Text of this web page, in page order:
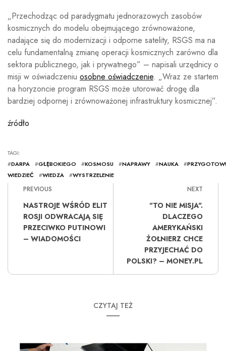
„Przechodząc od paradygmatu jednorazowych zasobów
kosmicznych do modelu obejmującego zrównoważone,
nadające się do modernizacji i odporne satelity, RSGS ma na
celu fundamentalną zmianę operacji kosmicznych zarówno dla
sektora publicznego, jak i prywatnego” – napisali urzędnicy o
misji w oświadczeniu osobne oświadczenie. „Wraz ze startem
na horyzoncie program RSGS może utorować drogę dla
bardziej odpornej i zrównoważonej infrastruktury kosmicznej”.
źródło
TAGI:
#DARPA #GŁĘBOKIEGO #KOSMOSU #NAPRAWY #NAUKA #
WIEDZIEĆ
#WIEDZA #WYSTRZELENIE
PREVIOUS
NASTROJE WŚRÓD ELIT
ROSJI ODWRACAJĄ SIĘ
PRZECIWKO PUTINOWI
– WIADOMOŚCI
NEXT
"TO NIE MISJA".
DLACZEGO
AMERYKAŃSKI
ŻOŁNIERZ CHCE
PRZYJECHAĆ DO
POLSKI? – MONEY.PL
CZYTAJ TEŻ